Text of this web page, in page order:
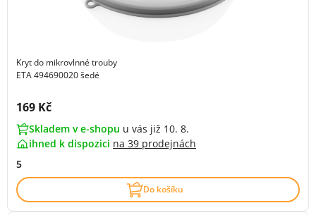
Kryt do mikrovlnné trouby
ETA 494690020 šedé
Cena s DPH:
169 Kč
Skladem v e-shopu u vás již 10. 8.
ihned k dispozici na 39 prodejnách
5
Do košíku